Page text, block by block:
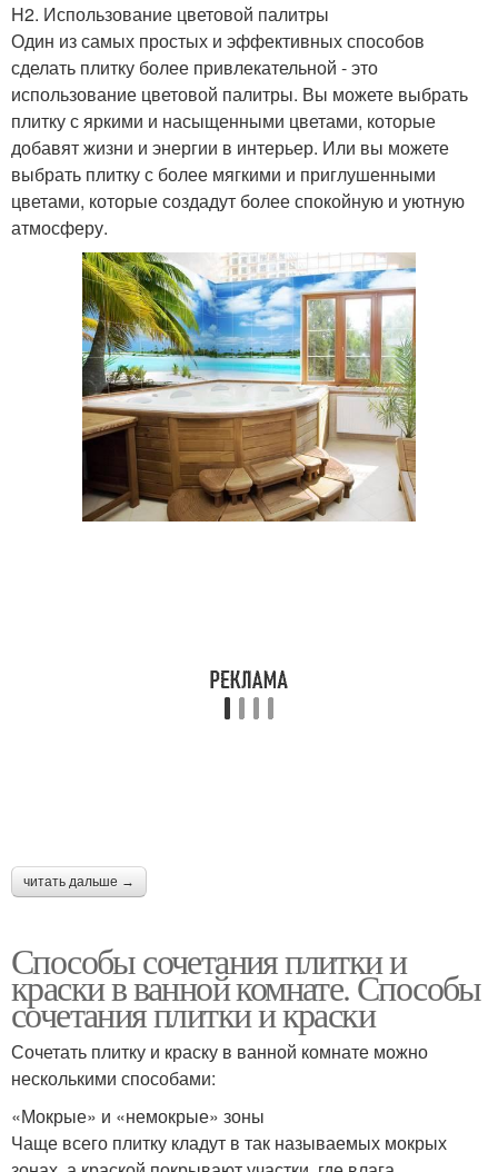
H2. Использование цветовой палитры
Один из самых простых и эффективных способов
сделать плитку более привлекательной - это
использование цветовой палитры. Вы можете выбрать
плитку с яркими и насыщенными цветами, которые
добавят жизни и энергии в интерьер. Или вы можете
выбрать плитку с более мягкими и приглушенными
цветами, которые создадут более спокойную и уютную
атмосферу.
читать дальше →
Способы сочетания плитки и
краски в ванной комнате. Способы
сочетания плитки и краски
Сочетать плитку и краску в ванной комнате можно
несколькими способами:
«Мокрые» и «немокрые» зоны
Чаще всего плитку кладут в так называемых мокрых